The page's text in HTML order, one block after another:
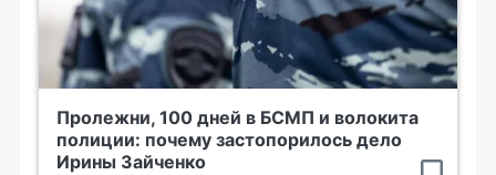
Пролежни, 100 дней в БСМП и волокита
полиции: почему застопорилось дело
Ирины Зайченко